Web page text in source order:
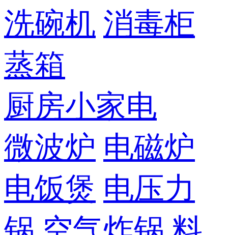
洗碗机 消毒柜
蒸箱
厨房小家电
微波炉 电磁炉
电饭煲 电压力